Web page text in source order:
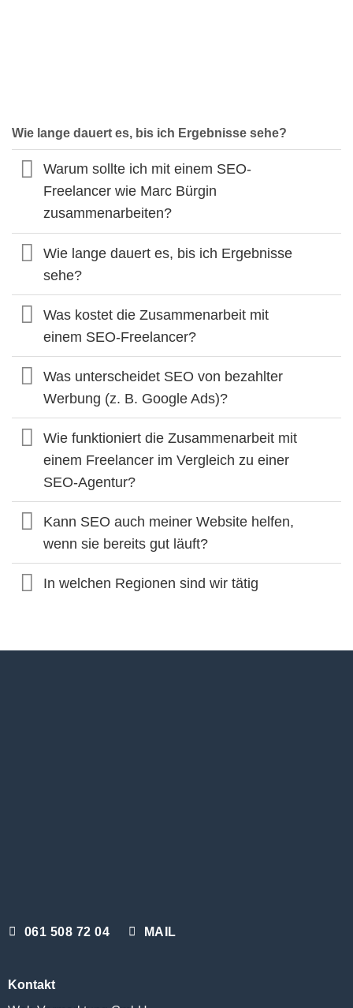
Wie lange dauert es, bis ich Ergebnisse sehe?
Warum sollte ich mit einem SEO-
Freelancer wie Marc Bürgin
zusammenarbeiten?
Wie lange dauert es, bis ich Ergebnisse
sehe?
Was kostet die Zusammenarbeit mit
einem SEO-Freelancer?
Was unterscheidet SEO von bezahlter
Werbung (z. B. Google Ads)?
Wie funktioniert die Zusammenarbeit mit
einem Freelancer im Vergleich zu einer
SEO-Agentur?
Kann SEO auch meiner Website helfen,
wenn sie bereits gut läuft?
In welchen Regionen sind wir tätig
061 508 72 04 MAIL
Kontakt